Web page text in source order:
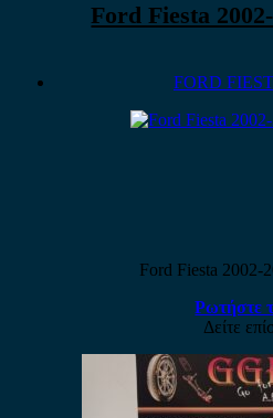
Ford Fiesta
FORD
Ford Fiesta 2002-
Ρωτήστε
Δείτε